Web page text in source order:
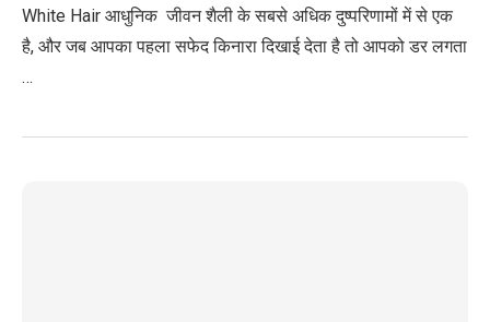
White Hair आधुनिक जीवन शैली के सबसे अधिक दुष्परिणामों में से एक
है, और जब आपका पहला सफेद किनारा दिखाई देता है तो आपको डर लगता
…